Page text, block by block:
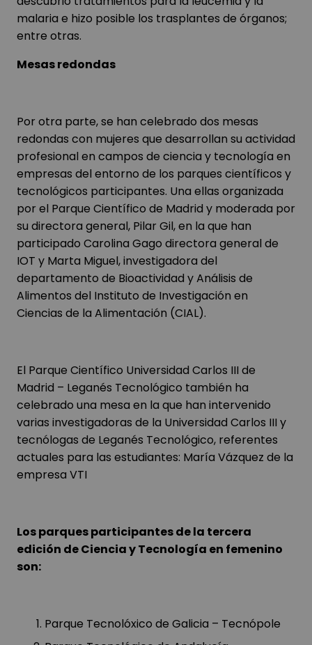
malaria e hizo posible los trasplantes de órganos;
entre otras.
Mesas redondas
Por otra parte, se han celebrado dos mesas
redondas con mujeres que desarrollan su actividad
profesional en campos de ciencia y tecnología en
empresas del entorno de los parques científicos y
tecnológicos participantes. Una ellas organizada
por el Parque Científico de Madrid y moderada por
su directora general, Pilar Gil, en la que han
participado Carolina Gago directora general de
IOT y Marta Miguel, investigadora del
departamento de Bioactividad y Análisis de
Alimentos del Instituto de Investigación en
Ciencias de la Alimentación (CIAL).
El Parque Científico Universidad Carlos III de
Madrid – Leganés Tecnológico también ha
celebrado una mesa en la que han intervenido
varias investigadoras de la Universidad Carlos III y
tecnólogas de Leganés Tecnológico, referentes
actuales para las estudiantes: María Vázquez de la
empresa VTI
Los parques participantes de la tercera
edición de Ciencia y Tecnología en femenino
son:
Parque Tecnolóxico de Galicia – Tecnópole